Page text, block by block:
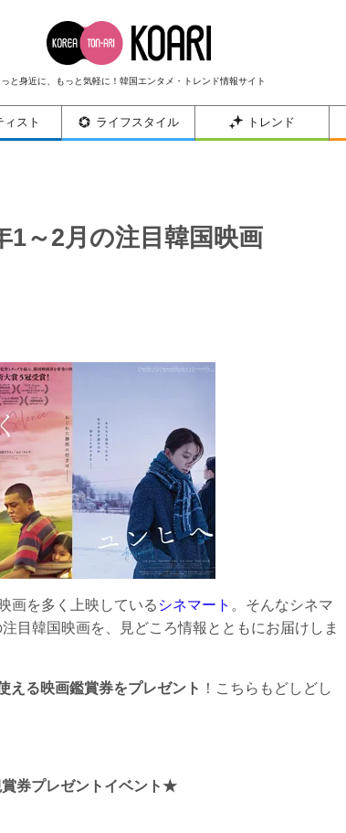
っと身近に、もっと気軽に！韓国エンタメ・トレンド情報サイト
ィスト ライフスタイル トレンド
～2月の注目韓国映画
画を多く上映している シネマート 。そんなシネマ
目韓国映画を、見どころ情報とともにお届けしま
える映画鑑賞券をプレゼント ！こちらもどしどし
券プレゼントイベント★